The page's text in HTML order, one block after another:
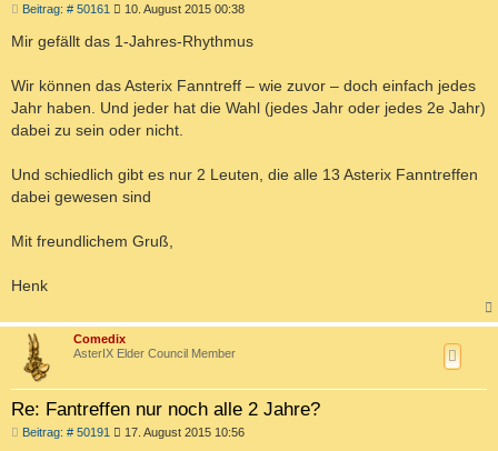
Beitrag: # 50161 B
g
10. August 2015 00:38
Mir gefällt das 1-Jahres-Rhythmus
Wir können das Asterix Fanntreff – wie zuvor – doch einfach jedes
Jahr haben. Und jeder hat die Wahl (jedes Jahr oder jedes 2e Jahr)
dabei zu sein oder nicht.
Und schiedlich gibt es nur 2 Leuten, die alle 13 Asterix Fanntreffen
dabei gewesen sind
Mit freundlichem Gruß,
Henk
a
Comedix
AsterIX Elder Council Member
Re: Fantreffen nur noch alle 2 Jahre?
Beitrag: # 50191 B
17. August 2015 10:56